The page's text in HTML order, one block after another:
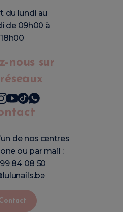
du lundi au
de 09h00 à
18h00
nous sur
de nos centres
ou par mail :
84 08 50
Contact